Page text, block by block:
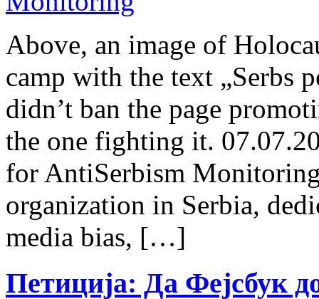
Above, an image of
camp with the text „Serbs
didn’t ban the page
the one fighting it.
for AntiSerbism
organization in Serbia,
media bias, […]
Петиција: Да Фејсбук